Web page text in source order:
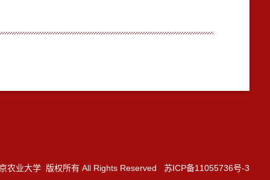
农业大学 版权所有 All Rights Reserved 苏ICP备11055736号-3